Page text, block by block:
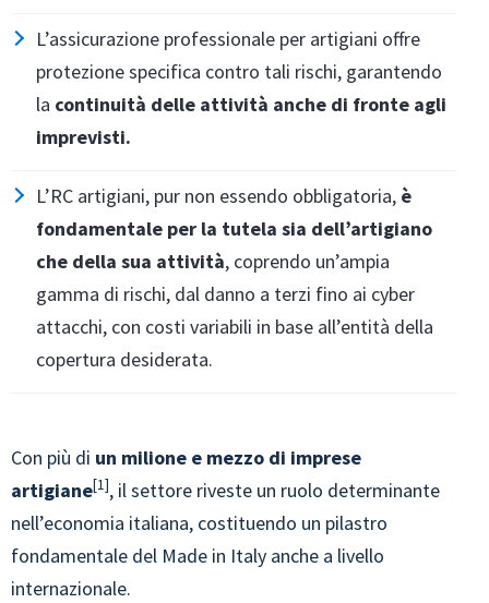
L’assicurazione professionale per artigiani offre
protezione specifica contro tali rischi, garantendo
la continuità delle attività anche di fronte agli
imprevisti.
L’RC artigiani, pur non essendo obbligatoria, è
fondamentale per la tutela sia dell’artigiano
che della sua attività, coprendo un’ampia
gamma di rischi, dal danno a terzi fino ai cyber
attacchi, con costi variabili in base all’entità della
copertura desiderata.
Con più di un milione e mezzo di imprese
artigiane 1 , il settore riveste un ruolo determinante
nell’economia italiana, costituendo un pilastro
fondamentale del Made in Italy anche a livello
internazionale.